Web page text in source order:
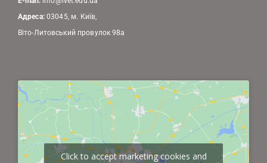
Адреса:03045, м. Київ,
Віто-Литовський провулок 98а
Click to accept marketing cookies and